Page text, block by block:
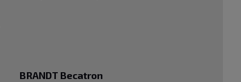
BRANDT Becatron